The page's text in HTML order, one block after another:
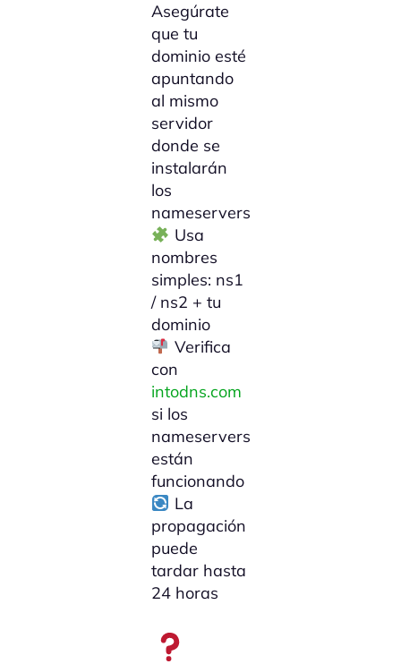
Asegúrate
que tu
dominio esté
apuntando
al mismo
servidor
donde se
instalarán
los
nameservers
Usa
nombres
simples: ns1
/ ns2 + tu
dominio
Verifica
con
intodns.com
si los
nameservers
están
funcionando
La
propagación
puede
tardar hasta
24 horas